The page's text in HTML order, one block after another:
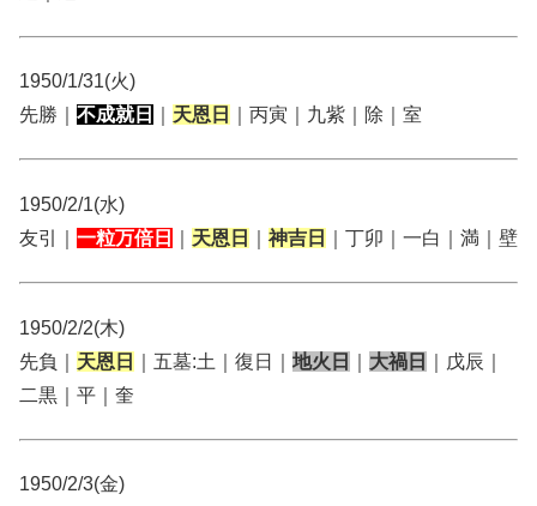
1950/1/31(火)
先勝｜ 不成就日 天恩日 ｜丙寅｜九紫｜除｜室
1950/2/1(水)
友引｜ 一粒万倍日 天恩日 神吉日 ｜丁卯｜一白｜満｜壁
1950/2/2(木)
先負｜ 天恩日 ｜五墓:土｜復日｜ 地火日 大禍日
｜戊辰｜
二黒｜平｜奎
1950/2/3(金)